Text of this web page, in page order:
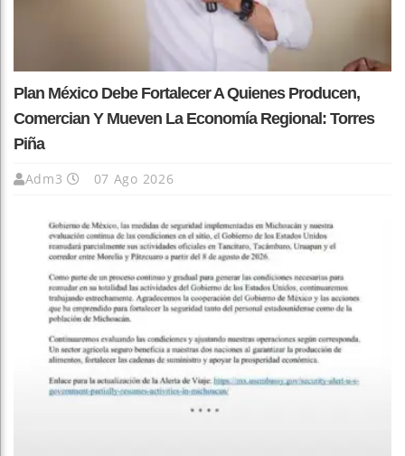
Plan México Debe Fortalecer A Quienes Producen,
Comercian Y Mueven La Economía Regional: Torres
Piña
Adm3 07 Ago 2026